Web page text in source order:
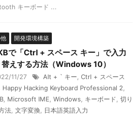
キーボード ...
開発環境構築
で「Ctrl + スペース キー」で入力
えする方法（Windows 10）
11/27 Alt + ` キー Ctrl + スペース
Happy Hacking Keyboard Professional 2
Microsoft IME Windows キーボード 切り
法 文字変換
日本語英語入力